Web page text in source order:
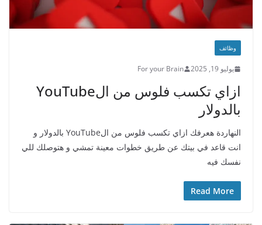
وظائف
يوليو 19, 2025 For your Brain
ازاي تكسب فلوس من الYouTube
بالدولار
النهاردة هعرفك ازاي تكسب فلوس من الYouTube بالدولار و
انت قاعد في بيتك عن طريق خطوات معينة تمشي و هتوصلك للي
نفسك فيه
Read More